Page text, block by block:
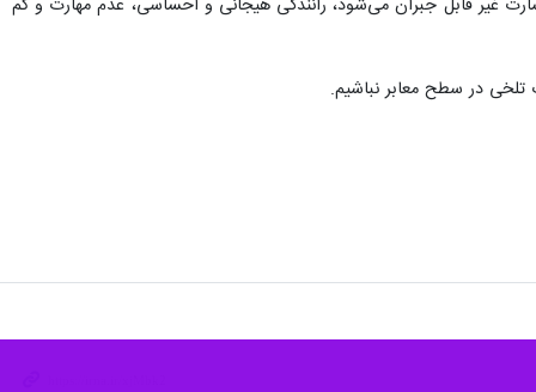
غیر قابل جبران می‌شود، رانندگی هیجانی و احساسی، عدم مهارت و کم
تلخی در سطح معابر نباشیم.